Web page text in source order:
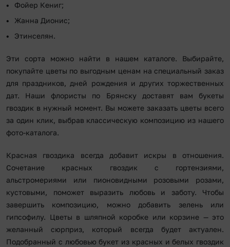
Фойер Кениг;
Жанна Дионис;
Этинселян.
Эти сорта можно найти в нашем каталоге. Выбирайте,
покупайте цветы по выгодным ценам на специальный заказ
для праздников, дней рождения и других торжественных
дат. Наши флористы по Брянску доставят вам букеты
гвоздик в нужный момент. Вы можете заказать цветы всего
за один клик, выбрав классическую композицию из нашего
фото-каталога.
Красная гвоздика всегда добавит искры в отношения.
Сочетание красных гвоздик с гортензиями,
альстромериями или пионовидными розовыми розами,
кустовыми, поможет выразить любовь и заботу. Чтобы
завершить композицию, можно добавить зелень или
гипсофилу. Цветы в шляпной коробке или корзине — это
желанный сюрприз, который всегда будет актуален.
Подобранный с любовью букет из красных и белых гвоздик